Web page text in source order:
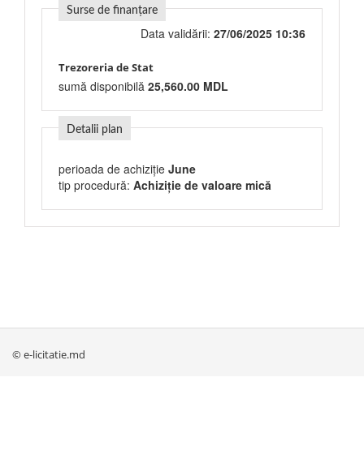
Surse de finanțare
Data validării: 27/06/2025 10:36
Trezoreria de Stat
sumă disponibilă 25,560.00 MDL
Detalii plan
perioada de achiziție June
tip procedură: Achiziție de valoare mică
© e-licitatie.md